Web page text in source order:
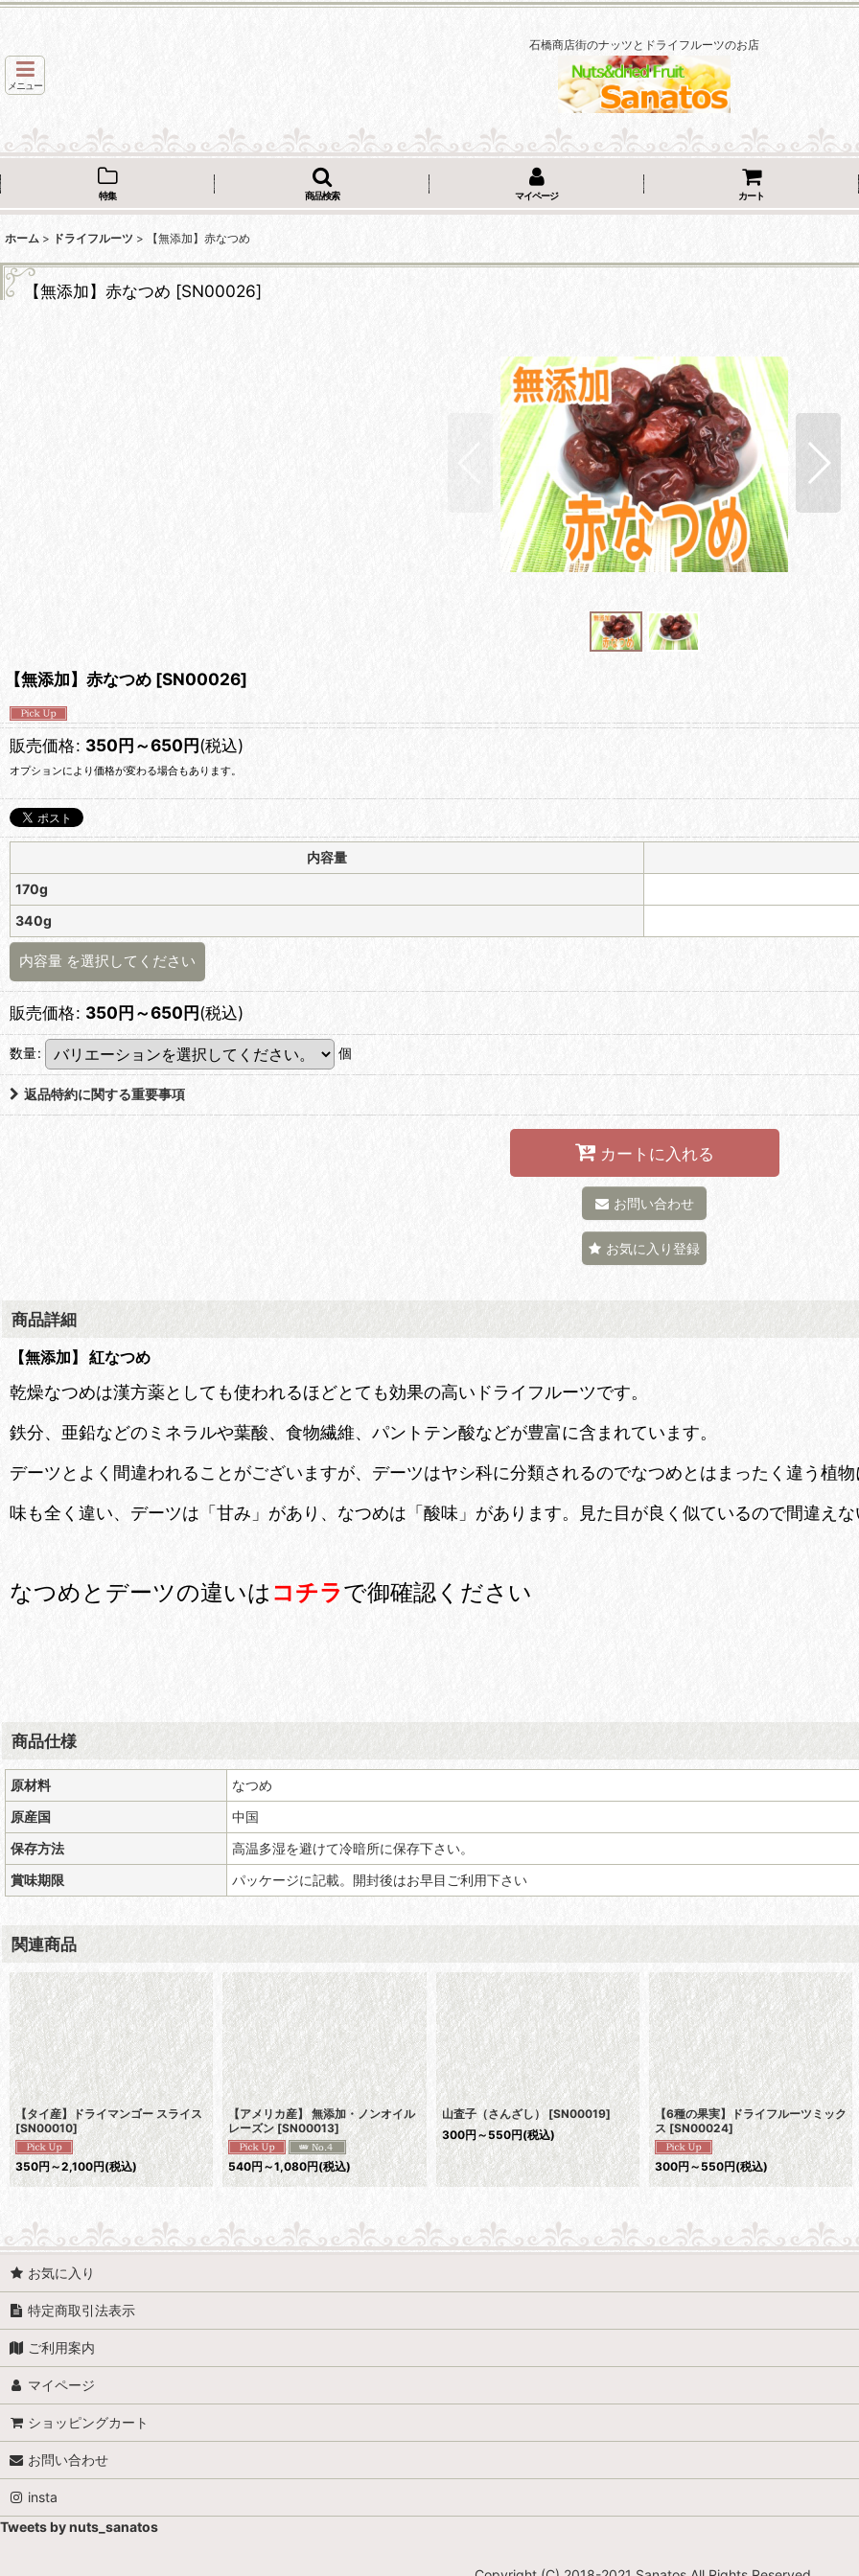
石橋商店街のナッツとドライフルーツのお店
メニュー
特集 商品検索 マイページ カート
ホーム > ドライフルーツ > 【無添加】赤なつめ
【無添加】赤なつめ [SN00026]
【無添加】赤なつめ [SN00026]
販売価格: 350円～650円(税込)
オプションにより価格が変わる場合もあります。
内容量
170g
340g
内容量 を選択してください
販売価格: 350円～650円(税込)
数量: 個
返品特約に関する重要事項
カートに入れる
お問い合わせ
お気に入り登録
商品詳細
【無添加】 紅なつめ
乾燥なつめは漢方薬としても使われるほどとても効果の高いドライフルーツです。
鉄分、亜鉛などのミネラルや葉酸、食物繊維、パントテン酸などが豊富に含まれています。
デーツとよく間違われることがございますが、デーツはヤシ科に分類されるのでなつめとはまったく違う植
味も全く違い、デーツは「甘み」があり、なつめは「酸味」があります。見た目が良く似ているので間違え
なつめとデーツの違いは コチラで御確認ください
商品仕様
原材料
なつめ
原産国
中国
保存方法
高温多湿を避けて冷暗所に保存下さい。
賞味期限
パッケージに記載。開封後はお早目ご利用下さい
関連商品
【タイ産】ドライマンゴー スライス
[SN00010]
350円～2,100円(税込)
【アメリカ産】 無添加・ノンオイル
レーズン [SN00013]
540円～1,080円(税込)
山査子（さんざし） [SN00019]
300円～550円(税込)
【6種の果実】ドライフルーツミック
ス [SN00024]
300円～550円(税込)
お気に入り
特定商取引法表示
ご利用案内
マイページ
ショッピングカート
お問い合わせ
insta
Tweets by nuts_sanatos